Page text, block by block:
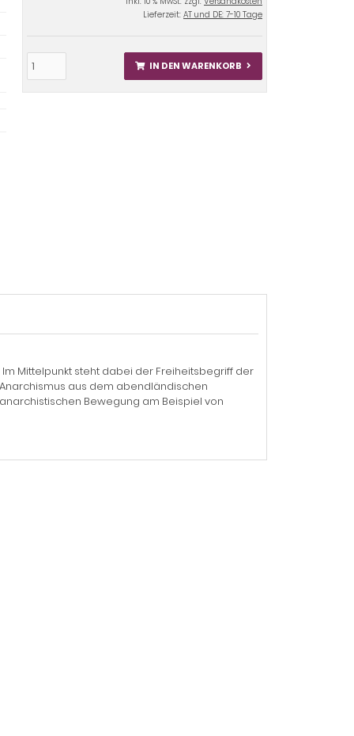
Lieferzeit: AT und DE: 7-10 Tage
IN DEN WARENKORB
Mittelpunkt steht dabei der Freiheitsbegriff der
aus dem abendländischen
Bewegung am Beispiel von